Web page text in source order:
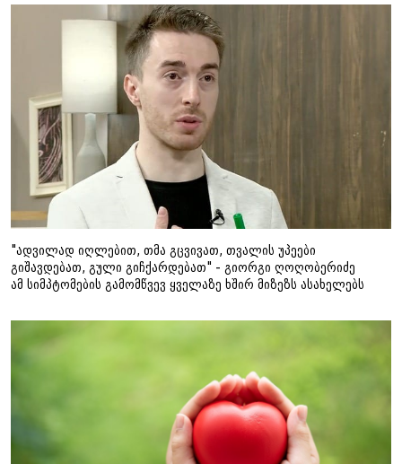
"ადვილად იღლებით, თმა გცვივათ, თვალის უპეები
გიშავდებათ, გული გიჩქარდებათ" - გიორგი ღოღობერიძე
ამ სიმპტომების გამომწვევ ყველაზე ხშირ მიზეზს ასახელებს